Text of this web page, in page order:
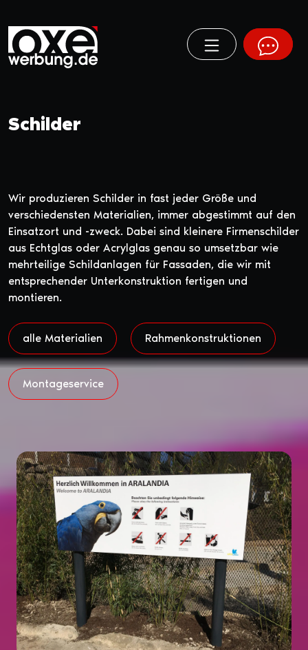
Schilder
Wir produzieren Schilder in fast jeder Größe und
verschiedensten Materialien, immer abgestimmt auf den
Einsatzort und -zweck. Dabei sind kleinere Firmenschilder
aus Echtglas oder Acrylglas genau so umsetzbar wie
mehrteilige Schildanlagen für Fassaden, die wir mit
entsprechender Unterkonstruktion fertigen und
montieren.
alle Materialien Rahmenkonstruktionen
Montageservice